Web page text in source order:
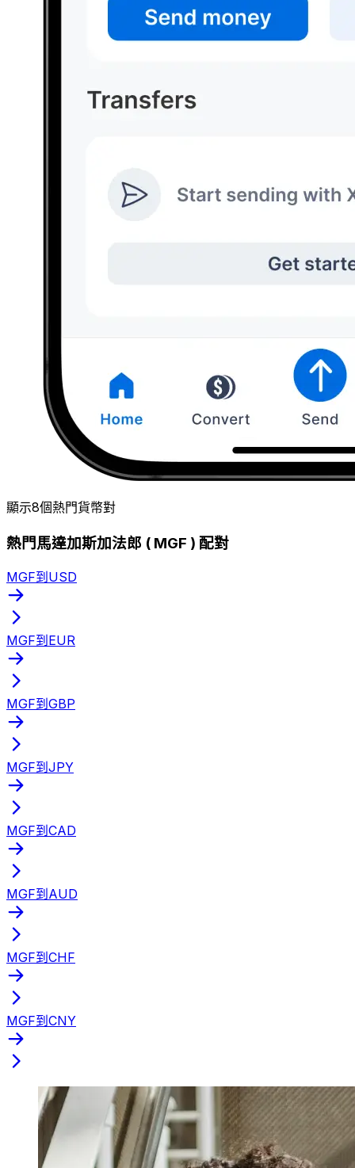
顯示8個熱門貨幣對
熱門馬達加斯加法郎 ( MGF ) 配對
MGF到USD
MGF到EUR
MGF到GBP
MGF到JPY
MGF到CAD
MGF到AUD
MGF到CHF
MGF到CNY